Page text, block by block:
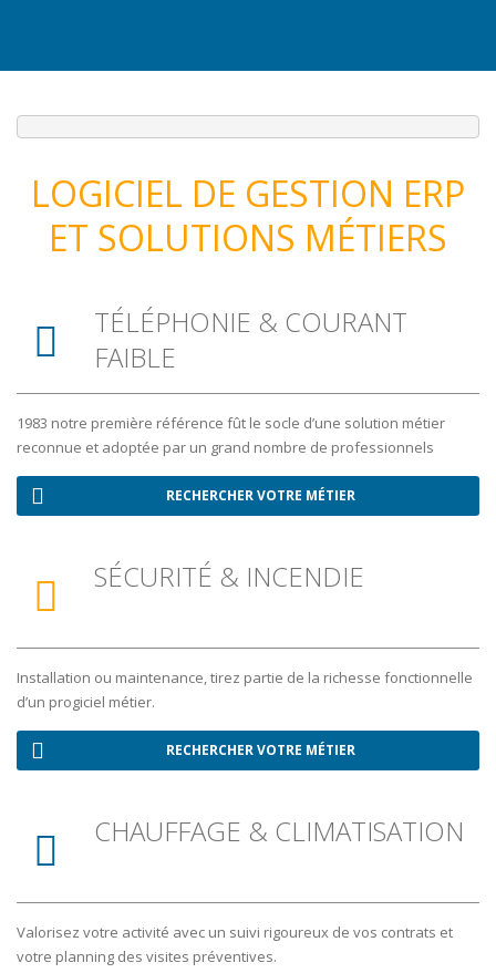
LOGICIEL DE GESTION ERP
ET SOLUTIONS MÉTIERS
TÉLÉPHONIE & COURANT
FAIBLE
1983 notre première référence fût le socle d’une solution métier
reconnue et adoptée par un grand nombre de professionnels
RECHERCHER VOTRE MÉTIER
SÉCURITÉ & INCENDIE
Installation ou maintenance, tirez partie de la richesse fonctionnelle
d’un progiciel métier.
RECHERCHER VOTRE MÉTIER
CHAUFFAGE & CLIMATISATION
Valorisez votre activité avec un suivi rigoureux de vos contrats et
votre planning des visites préventives.